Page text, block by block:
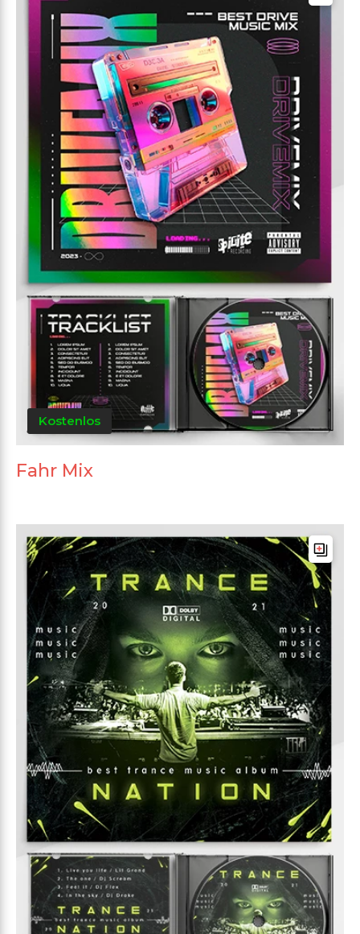
Kostenlos
Fahr Mix